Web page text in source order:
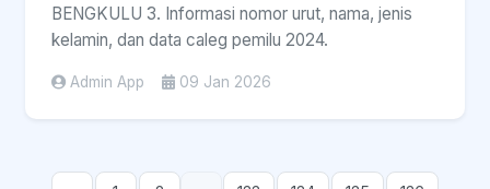
BENGKULU 3. Informasi nomor urut, nama, jenis
kelamin, dan data caleg pemilu 2024.
Admin App 09 Jan 2026